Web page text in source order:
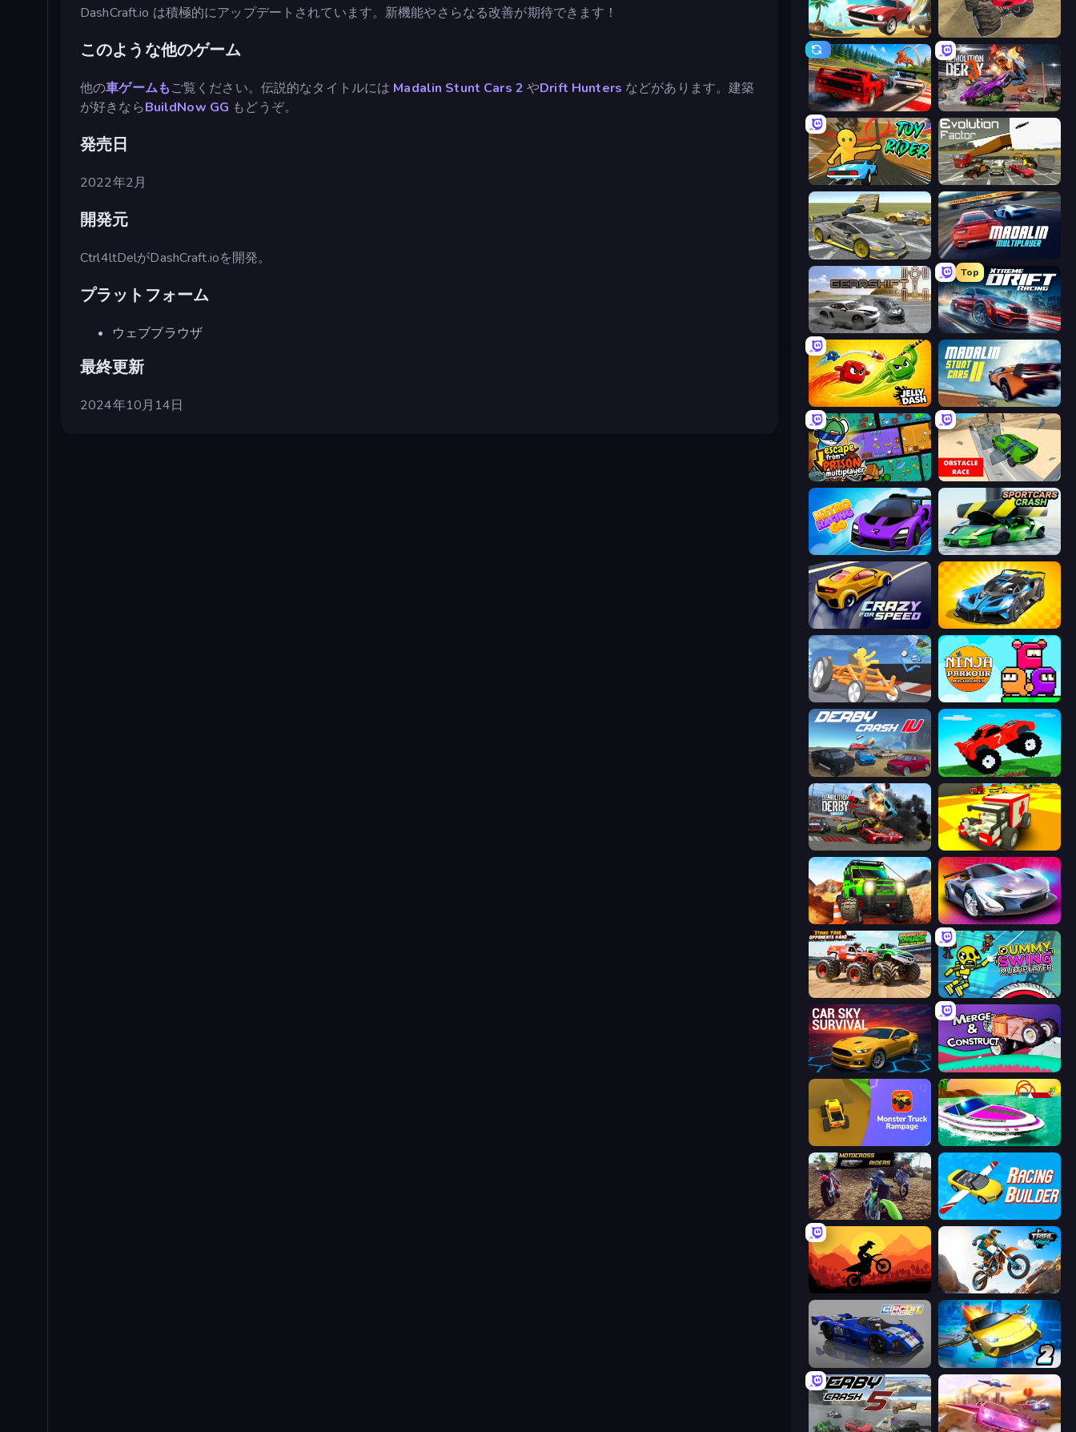
DashCraft.io は積極的にアップデートされています。新機能やさらなる改善が期待できます！
このような他のゲーム
他の車ゲームもご覧ください。伝説的なタイトルには Madalin Stunt Cars 2やDrift Hunters などがあります。建築
が好きならBuildNow GG もどうぞ。
発売日
2022年2月
開発元
Ctrl4ltDelがDashCraft.ioを開発。
プラットフォーム
ウェブブラウザ
最終更新
2024年10月14日
Stunt Paradise
Racing: Online! Demolition Derby 3
Toy Rider Evolution Factor
Wrong Way
Gearshift One
Top
Xtreme DRIFT Racing
Jelly Dash Madalin Stunt Cars 2
Escape From Prison Multiplayer Obstacle Race: Destroying Simulator!
Nitro Racing Go Sportcars Crash
Crazy for Speed GT Cars Mega Ramps
Draw Crash Race Ninja Parkour Multiplayer
Derby Crash 4 Funny Mad Racing
Demolition Derby 2
Offroad Life 3D Grand Cyber City
Monster Truck Demolition Derby Crazy Dummy Swing Multiplayer
Car Sky Survival Merge & Construct
Monster Truck Rampage Jet Boat Racing
MotoCross Riders Racing Builder
Sunset Bike Racing Trial Mania
Circuit Racing Ultimate Flying Car 2